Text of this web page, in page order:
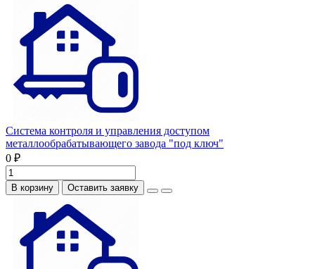
Система контроля и управления доступом
металлообрабатывающего завода "под ключ"
0 ₽
В корзину Оставить заявку